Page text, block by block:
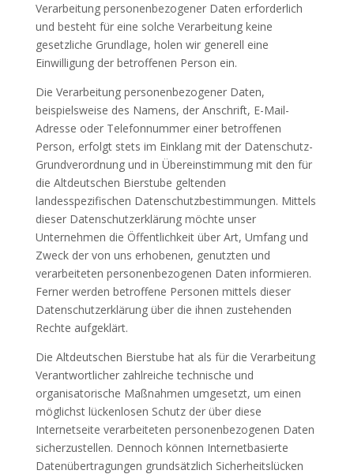
Verarbeitung personenbezogener Daten erforderlich
und besteht für eine solche Verarbeitung keine
gesetzliche Grundlage, holen wir generell eine
Einwilligung der betroffenen Person ein.
Die Verarbeitung personenbezogener Daten,
beispielsweise des Namens, der Anschrift, E-Mail-
Adresse oder Telefonnummer einer betroffenen
Person, erfolgt stets im Einklang mit der Datenschutz-
Grundverordnung und in Übereinstimmung mit den für
die Altdeutschen Bierstube geltenden
landesspezifischen Datenschutzbestimmungen. Mittels
dieser Datenschutzerklärung möchte unser
Unternehmen die Öffentlichkeit über Art, Umfang und
Zweck der von uns erhobenen, genutzten und
verarbeiteten personenbezogenen Daten informieren.
Ferner werden betroffene Personen mittels dieser
Datenschutzerklärung über die ihnen zustehenden
Rechte aufgeklärt.
Die Altdeutschen Bierstube hat als für die Verarbeitung
Verantwortlicher zahlreiche technische und
organisatorische Maßnahmen umgesetzt, um einen
möglichst lückenlosen Schutz der über diese
Internetseite verarbeiteten personenbezogenen Daten
sicherzustellen. Dennoch können Internetbasierte
Datenübertragungen grundsätzlich Sicherheitslücken